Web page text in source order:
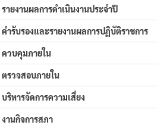
รายงานผลการดำเนินงานประจำปี
คำรับรองและรายงานผลการปฏิบัติราชการ
ควบคุมภายใน
ตรวจสอบภายใน
บริหารจัดการความเสี่ยง
งานกิจการสภา